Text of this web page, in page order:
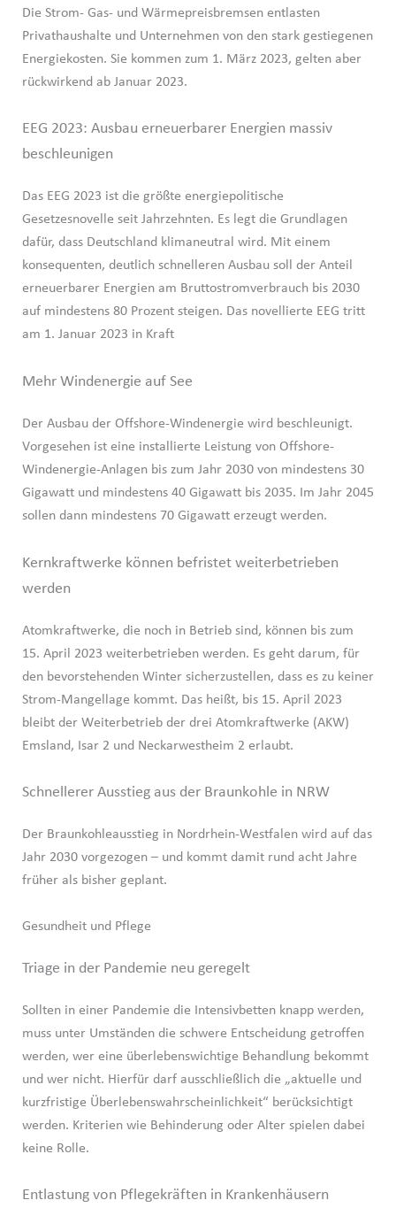
Die Strom- Gas- und Wärmepreisbremsen entlasten
Privathaushalte und Unternehmen von den stark gestiegenen
Energiekosten. Sie kommen zum 1. März 2023, gelten aber
rückwirkend ab Januar 2023.
EEG 2023: Ausbau erneuerbarer Energien massiv
beschleunigen
Das EEG 2023 ist die größte energiepolitische
Gesetzesnovelle seit Jahrzehnten. Es legt die Grundlagen
dafür, dass Deutschland klimaneutral wird. Mit einem
konsequenten, deutlich schnelleren Ausbau soll der Anteil
erneuerbarer Energien am Bruttostromverbrauch bis 2030
auf mindestens 80 Prozent steigen. Das novellierte EEG tritt
am 1. Januar 2023 in Kraft
Mehr Windenergie auf See
Der Ausbau der Offshore-Windenergie wird beschleunigt.
Vorgesehen ist eine installierte Leistung von Offshore-
Windenergie-Anlagen bis zum Jahr 2030 von mindestens 30
Gigawatt und mindestens 40 Gigawatt bis 2035. Im Jahr 2045
sollen dann mindestens 70 Gigawatt erzeugt werden.
Kernkraftwerke können befristet weiterbetrieben
werden
Atomkraftwerke, die noch in Betrieb sind, können bis zum
15. April 2023 weiterbetrieben werden. Es geht darum, für
den bevorstehenden Winter sicherzustellen, dass es zu keiner
Strom-Mangellage kommt. Das heißt, bis 15. April 2023
bleibt der Weiterbetrieb der drei Atomkraftwerke (AKW)
Emsland, Isar 2 und Neckarwestheim 2 erlaubt.
Schnellerer Ausstieg aus der Braunkohle in NRW
Der Braunkohleausstieg in Nordrhein-Westfalen wird auf das
Jahr 2030 vorgezogen – und kommt damit rund acht Jahre
früher als bisher geplant.
Gesundheit und Pflege
Triage in der Pandemie neu geregelt
Sollten in einer Pandemie die Intensivbetten knapp werden,
muss unter Umständen die schwere Entscheidung getroffen
werden, wer eine überlebenswichtige Behandlung bekommt
und wer nicht. Hierfür darf ausschließlich die „aktuelle und
kurzfristige Überlebenswahrscheinlichkeit“ berücksichtigt
werden. Kriterien wie Behinderung oder Alter spielen dabei
keine Rolle.
Entlastung von Pflegekräften in Krankenhäusern